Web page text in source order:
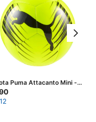
Puma Attacanto Mini -
Fluo